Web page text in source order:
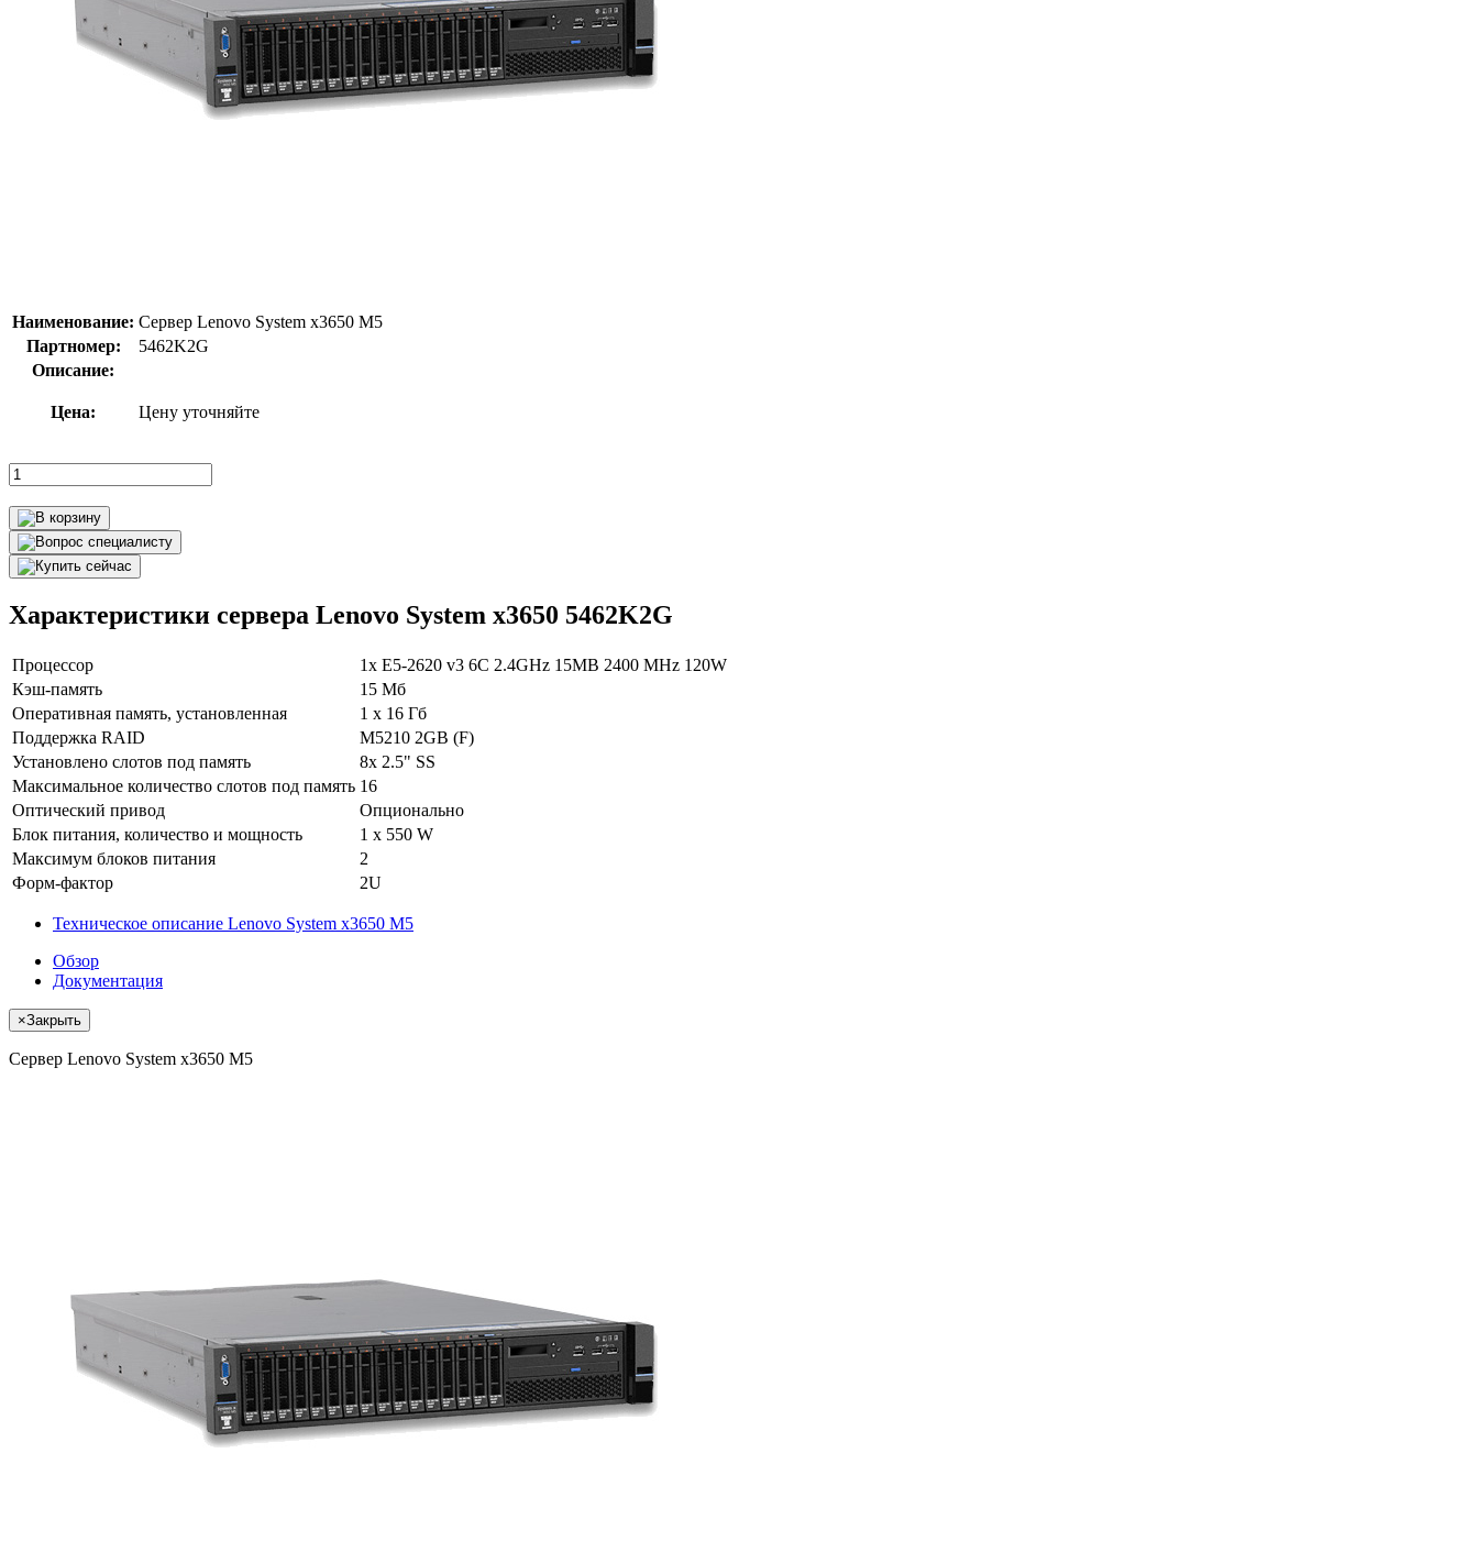
Наименование: Сервер Lenovo System x3650 M5
Партномер:
5462K2G
Описание:
Цена: Цену уточняйте
Характеристики сервера Lenovo System x3650 5462K2G
Процессор
1x E5-2620 v3 6C 2.4GHz 15MB 2400 MHz 120W
Кэш-память
15 Мб
Оперативная память, установленная
1 х 16 Гб
Поддержка RAID
M5210 2GB (F)
Установлено слотов под память
8x 2.5" SS
Максимальное количество слотов под память 16
Оптический привод
Опционально
Блок питания, количество и мощность
1 x 550 W
Максимум блоков питания
2
Форм-фактор
2U
Техническое описание Lenovo System x3650 M5
Обзор
Документация
×Закрыть
Сервер Lenovo System x3650 M5